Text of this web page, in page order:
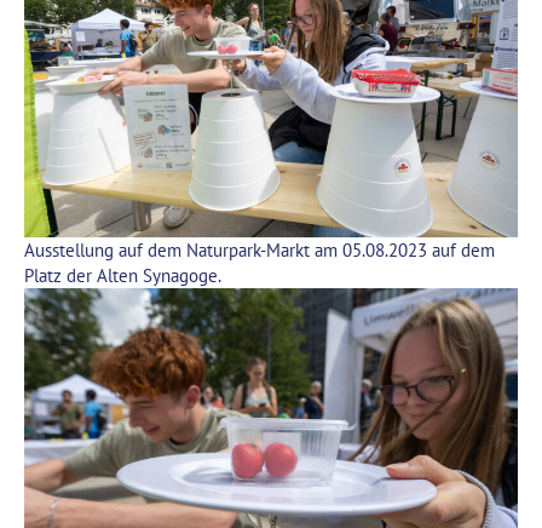
Ausstellung auf dem Naturpark-Markt am 05.08.2023 auf dem
Platz der Alten Synagoge.